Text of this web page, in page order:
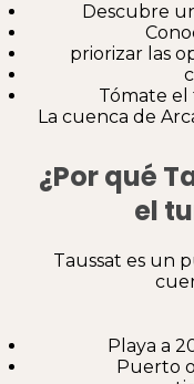
Descubre
priorizar las
Tómate el
La cuenca de
¿Por qué
el
Taussat es un
Playa a
Puerto